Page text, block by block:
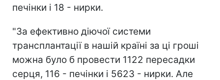
печінки і 18 - нирки.
"За ефективно діючої системи
трансплантації в нашій країні за ці гроші
можна було б провести 1122 пересадки
серця, 116 - печінки і 5623 - нирки. Але